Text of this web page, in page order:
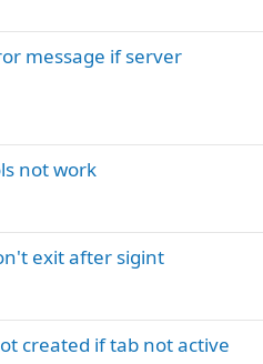
message if server
not work
exit after sigint
created if tab not active